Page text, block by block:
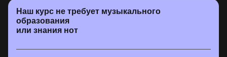
Наш курс не требует музыкального
образования
или знания нот